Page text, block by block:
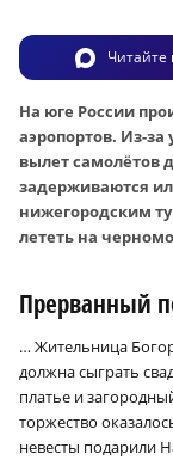
Читайте
На юге России
аэропортов. Из-
вылет самолётов
задерживаются
нижегородским
лететь на
Прерванный
… Жительница
должна сыграть
платье и
торжество
невесты подарили